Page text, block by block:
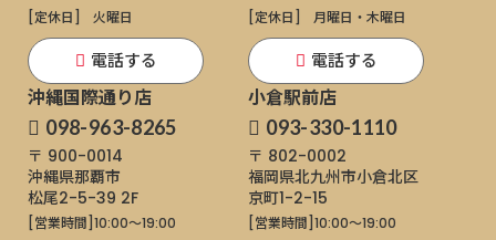
[定休日]
火曜日
電話する
[定休日]
月曜日・木曜日
電話する
沖縄国際通り店
098-963-8265
〒 900-0014
沖縄県那覇市
松尾2-5-39 2F
[営業時間] 10:00～19:00
小倉駅前店
093-330-1110
〒 802-0002
福岡県北九州市小倉北区
京町1-2-15
[営業時間] 10:00～19:00